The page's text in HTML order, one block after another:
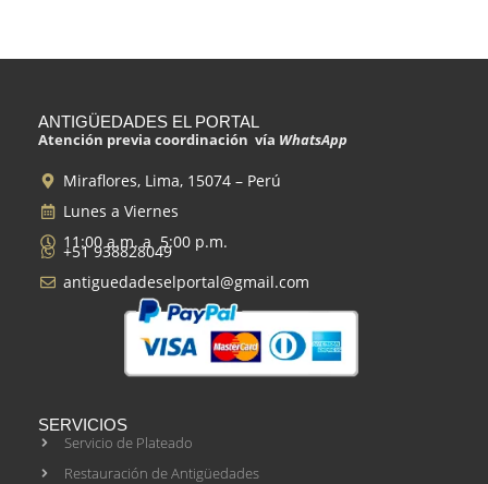
ANTIGÜEDADES EL PORTAL
Atención previa coordinación vía WhatsApp
Miraflores, Lima, 15074 – Perú
Lunes a Viernes
11:00 a.m. a 5:00 p.m.
+51 938828049
antiguedadeselportal@gmail.com
SERVICIOS
Servicio de Plateado
Restauración de Antigüedades